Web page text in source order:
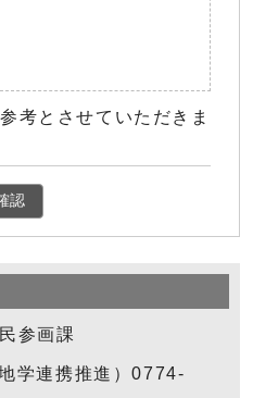
考とさせていただきま
認
参画課
学連携推進）0774-